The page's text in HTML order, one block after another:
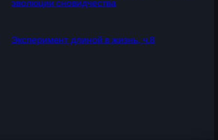
эволюции сновидчества
Эксперимент длиной в жизнь, ч.8